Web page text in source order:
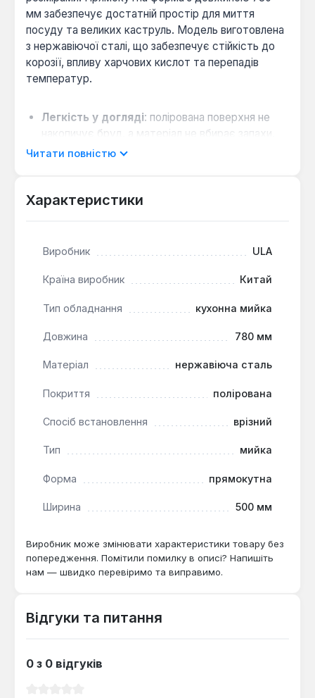
мм забезпечує достатній простір для миття
посуду та великих каструль. Модель виготовлена
з нержавіючої сталі, що забезпечує стійкість до
корозії, впливу харчових кислот та перепадів
температур.
Легкість у догляді: полірована поверхня не
накопичує бруд, а матеріал не вбирає запахи,
що спрощує підтримання гігієни.
подряпин та ударів, зберігаючи вигляд
монтажу дозволяє інтегрувати мийку в будь-
цілісний вигляд кухонного гарнітура.
для обладнання основної робочої зони на кухні.
використання в домашніх умовах, поєднуючи
практичність обробки поверхні з довговічністю
Читати повністю
Характеристики
Виробник ULA
Країна виробник Китай
Тип обладнання кухонна мийка
Довжина 780 мм
Матеріал нержавіюча сталь
Покриття полірована
Спосіб встановлення врізний
Тип мийка
Форма прямокутна
Ширина 500 мм
Виробник може змінювати характеристики товару без
попередження. Помітили помилку в описі? Напишіть
нам — швидко перевіримо та виправимо.
Відгуки та питання
0 з 0 відгуків